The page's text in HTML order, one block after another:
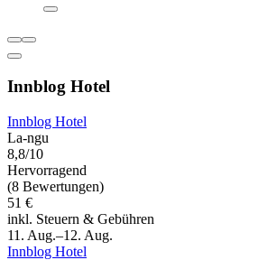
Innblog Hotel
Innblog Hotel
La-ngu
8,8/10
Hervorragend
(8 Bewertungen)
51 €
inkl. Steuern & Gebühren
11. Aug.–12. Aug.
Innblog Hotel